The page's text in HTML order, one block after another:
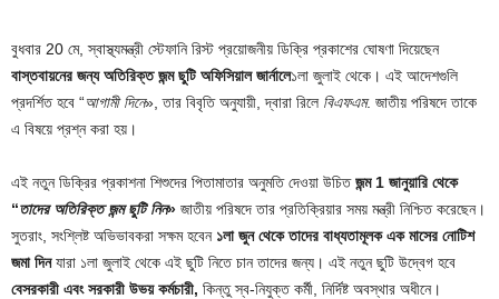
বুধবার 20 মে, স্বাস্থ্যমন্ত্রী স্টেফানি রিস্ট প্রয়োজনীয় ডিক্রি প্রকাশের ঘোষণা দিয়েছেন
বাস্তবায়নের জন্যঅতিরিক্ত জন্ম ছুটিঅফিসিয়াল জার্নালে১লা জুলাই থেকে। এই আদেশগুলি
প্রদর্শিত হবে “আগামী দিনে», তার বিবৃতি অনুযায়ী, দ্বারা রিলে বিএফএম. জাতীয় পরিষদে তাকে
এ বিষয়ে প্রশ্ন করা হয়।
এই নতুন ডিক্রির প্রকাশনা শিশুদের পিতামাতার অনুমতি দেওয়া উচিতজন্ম 1 জানুয়ারি থেকে
“তাদের অতিরিক্ত জন্ম ছুটি নিন» জাতীয় পরিষদে তার প্রতিক্রিয়ার সময় মন্ত্রী নিশ্চিত করেছেন।
সুতরাং, সংশ্লিষ্ট অভিভাবকরা সক্ষম হবেন১লা জুন থেকে তাদের বাধ্যতামূলক এক মাসের নোটিশ
জমা দিনযারা ১লা জুলাই থেকে এই ছুটি নিতে চান তাদের জন্য। এই নতুন ছুটি উদ্বেগ হবে
বেসরকারী এবং সরকারী উভয় কর্মচারী, কিন্তু স্ব-নিযুক্ত কর্মী, নির্দিষ্ট অবস্থার অধীনে।